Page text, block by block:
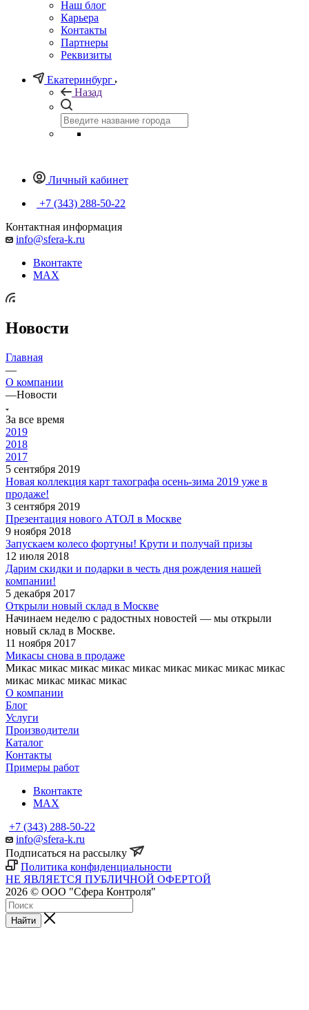
Наш блог
Карьера
Контакты
Партнеры
Реквизиты
Екатеринбург
Назад
Личный кабинет
+7 (343) 288-50-22
Контактная информация
info@sfera-k.ru
Вконтакте
MAX
Новости
Главная
—
О компании
—Новости
За все время
2019
2018
2017
5 сентября 2019
Новая коллекция карт тахографа осень-зима 2019 уже в
продаже!
3 сентября 2019
Презентация нового АТОЛ в Москве
9 ноября 2018
Запускаем колесо фортуны! Крути и получай призы
12 июля 2018
Дарим скидки и подарки в честь дня рождения нашей
компании!
5 декабря 2017
Открыли новый склад в Москве
Начинаем неделю с радостных новостей — мы открыли
новый склад в Москве.
11 ноября 2017
Микасы снова в продаже
Микас микас микас микас микас микас микас микас микас
микас микас микас микас
О компании
Блог
Услуги
Производители
Каталог
Контакты
Примеры работ
Вконтакте
MAX
+7 (343) 288-50-22
info@sfera-k.ru
Подписаться на рассылку
Политика конфиденциальности
НЕ ЯВЛЯЕТСЯ ПУБЛИЧНОЙ ОФЕРТОЙ
2026 © ООО "Сфера Контроля"
Найти